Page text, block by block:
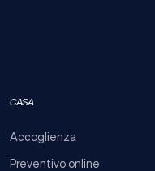
CASA
Accoglienza
Preventivo online